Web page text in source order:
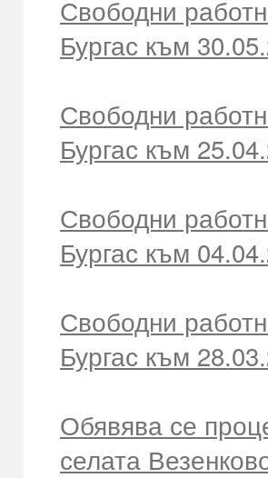
Свободни
Бургас към
Свободни
Бургас към
Свободни
Бургас към
Свободни
Бургас към
Обявява се
селата